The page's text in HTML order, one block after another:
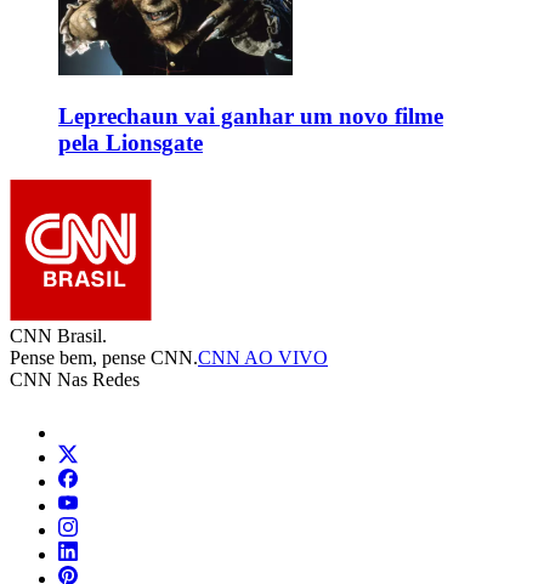
Leprechaun vai ganhar um novo filme
pela Lionsgate
CNN Brasil.
Pense bem, pense CNN.CNN AO VIVO
CNN Nas Redes